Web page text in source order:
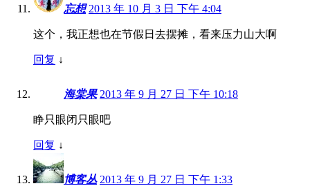
忘想 2013 年 10 月 3 日 下午 4:04
这个，我正想也在节假日去摆摊，看来压力山大啊
回复 ↓
海棠果 2013 年 9 月 27 日 下午 10:18
睁只眼闭只眼吧
回复 ↓
博客丛 2013 年 9 月 27 日 下午 1:33